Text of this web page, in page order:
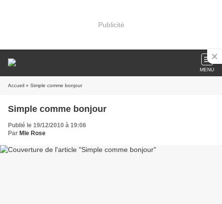
Publicité
MENU
Accueil » Simple comme bonjour
Simple comme bonjour
Publié le 19/12/2010 à 19:06
Par Mle Rose